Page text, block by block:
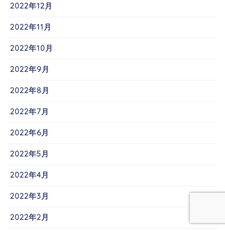
2022年12月
2022年11月
2022年10月
2022年9月
2022年8月
2022年7月
2022年6月
2022年5月
2022年4月
2022年3月
2022年2月